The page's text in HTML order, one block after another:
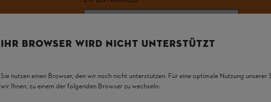
Registrera dig nu och få 10% rabatt
#STIHL
IHR BROWSER WIRD NICHT UNTERSTÜTZT
Sie nutzen einen Browser, den wir noch nicht unterstützen. Für eine optimale Nutzung unserer
wir Ihnen, zu einem der folgenden Browser zu wechseln: